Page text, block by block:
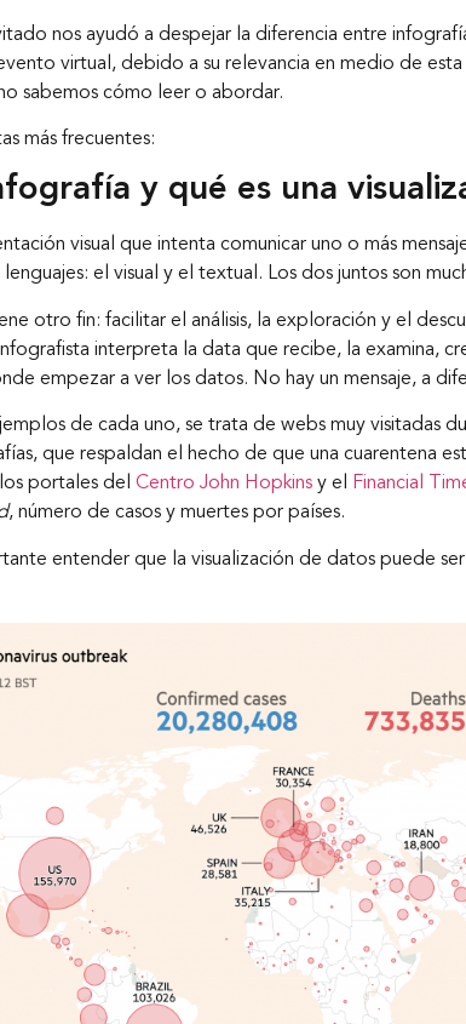
nos ayudó a despejar la diferencia entre
virtual, debido a su relevancia en medio de
sabemos cómo leer o abordar.
más frecuentes:
y qué es una
visual que intenta comunicar uno o más
el visual y el textual. Los dos juntos son
otro fin: facilitar el análisis, la exploración y el
interpreta la data que recibe, la examina,
empezar a ver los datos. No hay un mensaje, a
de cada uno, se trata de webs muy visitadas
que respaldan el hecho de que una cuarentena
portales del Centro John Hopkins y el Financial
, número de casos y muertes por países.
entender que la visualización de datos puede